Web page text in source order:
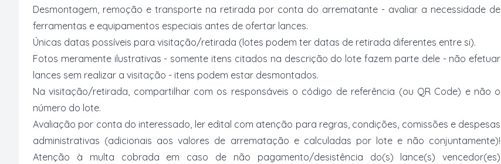
Desmontagem, remoção e transporte na retirada por conta do arrematante - avaliar a necessidade de
ferramentas e equipamentos especiais antes de ofertar lances.
Únicas datas possíveis para visitação/retirada (lotes podem ter datas de retirada diferentes entre si).
Fotos meramente ilustrativas - somente itens citados na descrição do lote fazem parte dele - não efetuar
lances sem realizar a visitação - itens podem estar desmontados.
Na visitação/retirada, compartilhar com os responsáveis o código de referência (ou QR Code) e não o
número do lote.
Avaliação por conta do interessado, ler edital com atenção para regras, condições, comissões e despesas
administrativas (adicionais aos valores de arrematação e calculadas por lote e não conjuntamente)!
Atenção à multa cobrada em caso de não pagamento/desistência do(s) lance(s) vencedor(es)